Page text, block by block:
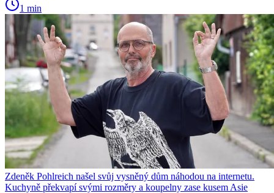
1 min
Zdeněk Pohlreich našel svůj vysněný dům náhodou na internetu.
Kuchyně překvapí svými rozměry a koupelny zase kusem Asie